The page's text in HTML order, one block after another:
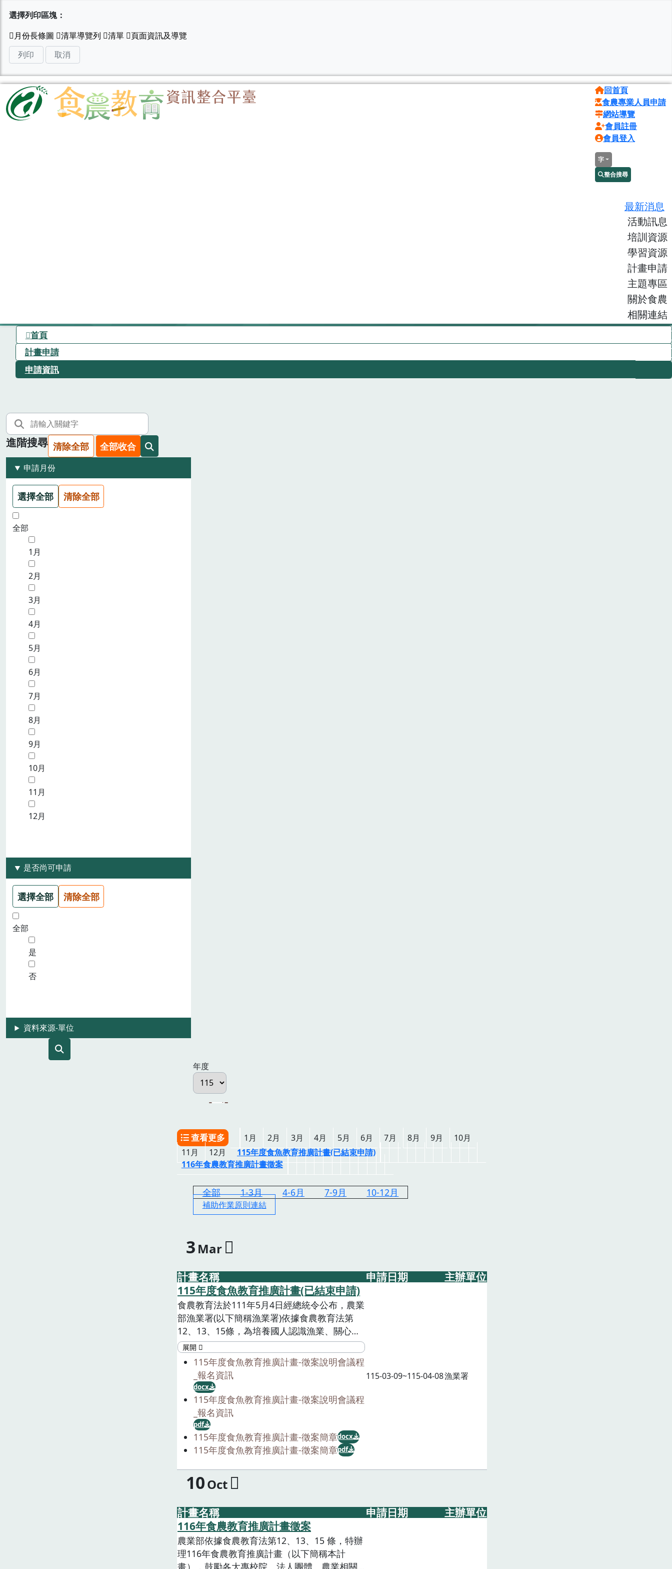
選擇列印區塊：
列印 取消
回首頁
食農專業人員申請
網站導覽
會員註冊
會員登入
字
整合搜尋
最新消息
活動訊息
培訓資源
學習資源
計畫申請
主題專區
關於食農
相關連結
首頁
計畫申請
申請資訊
進階搜尋 清除全部 全部收合
申請月份
選擇全部 清除全部
全部
1月
2月
3月
4月
5月
6月
7月
8月
9月
10月
11月
12月
是否尚可申請
選擇全部 清除全部
全部
是
否
資料來源-單位
年度
查看更多 1月 2月 3月 4月 5月 6月 7月 8月 9月
10月
11月
12月
115年度食魚教育推廣計畫(已結束申請)
116年食農教育推廣計畫徵案
全部 1-3月 4-6月 7-9月 10-12月
補助作業原則連結
3 Mar
計畫名稱 申請日期
主辦單位
115年度食魚教育推廣計畫(已結束申請)
食農教育法於111年5月4日經總統令公布，農業
部漁業署(以下簡稱漁業署)依據食農教育法第
12、13、15條，為培養國人認識漁業、關心生
態環境、支持在地漁業，促進漁業資源永續利
用，提升漁產品衛生安全管理品質，維護消費
者營養與健康權益，特辦理115年度食魚教育推
廣計畫(以下簡稱本計畫)，鼓勵各界推行食魚教
育工作。備註：徵案說明會將於115年3月17日
及3月19日舉辦，敬請於報名期限內完成報名。
115年度食魚教育推廣計畫-徵案說明會議程
_報名資訊
docx
115年度食魚教育推廣計畫-徵案說明會議程
_報名資訊
pdf
115年度食魚教育推廣計畫-徵案簡章docx
115年度食魚教育推廣計畫-徵案簡章pdf
115-03-09~115-04-08漁業署
10Oct
計畫名稱 申請日期
主辦單位
116年食農教育推廣計畫徵案
農業部依據食農教育法第12、13、15 條，特辦
理116年食農教育推廣計畫（以下簡稱本計
畫），鼓勵各大專校院、法人團體、農業相關